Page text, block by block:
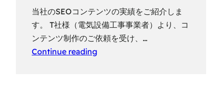
当社のSEOコンテンツの実績をご紹介しま
す。 T社様（電気設備工事事業者）より、コ
ンテンツ制作のご依頼を受け、…
Continue reading